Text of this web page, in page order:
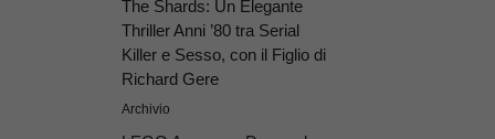
The Shards: Un Elegante
Thriller Anni ’80 tra Serial
Killer e Sesso, con il Figlio di
Richard Gere
Archivio